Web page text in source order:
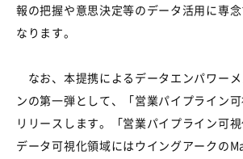
報の把握や意思決定等のデータ活用に専
なります。
なお、本提携によるデータエンパワー
ンの第一弾として、「営業パイプライン
リリースします。「営業パイプライン可視
データ可視化領域にはウイングアークの